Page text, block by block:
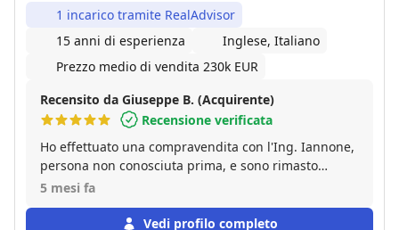
1 incarico tramite RealAdvisor
15 anni di esperienza
Inglese, Italiano
Prezzo medio di vendita 230k EUR
Recensito da Giuseppe B. (Acquirente)
Recensione verificata
Ho effettuato una compravendita con l'Ing. Iannone,
persona non conosciuta prima, e sono rimasto
pienamente soddisfatto. Mi ha seguito nelle varie
"dileguarsi" dopo la firma del compromesso, cosa
5 mesi fa
Vedi profilo completo